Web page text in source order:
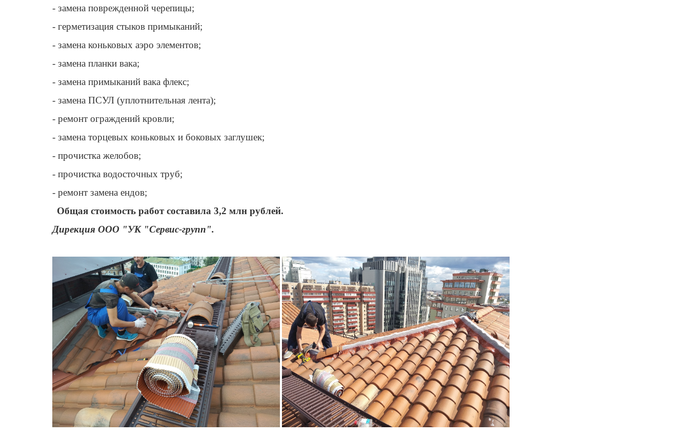
- замена поврежденной черепицы;
- герметизация стыков примыканий;
- замена коньковых аэро элементов;
- замена планки вака;
- замена примыканий вака флекс;
- замена ПСУЛ (уплотнительная лента);
- ремонт ограждений кровли;
- замена торцевых коньковых и боковых заглушек;
- прочистка желобов;
- прочистка водосточных труб;
- ремонт замена ендов;
Общая стоимость работ составила 3,2 млн рублей.
Дирекция ООО "УК "Сервис-групп".